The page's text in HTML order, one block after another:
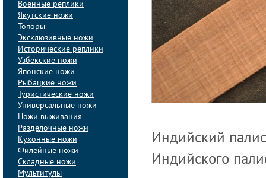
Военные реплики
Якутские ножи
Топоры
Эксклюзивные ножи
Исторические реплики
Узбекские ножи
Японские ножи
Рыбацкие ножи
Туристические ножи
Универсальные ножи
Ножи выживания
Разделочные ножи
Кухонные ножи
Филейные ножи
Складные ножи
Мультитулы
Индийский
Индийского